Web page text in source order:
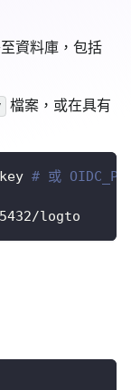
資料庫，包括
檔案，或在具有
# 或
logto